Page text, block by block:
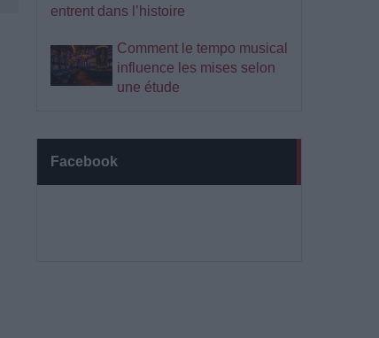
entrent dans l’histoire
Comment le tempo musical
influence les mises selon
une étude
Facebook